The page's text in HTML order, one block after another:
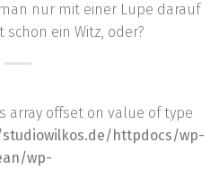
nur mit einer Lupe darauf
schon ein Witz, oder?
array offset on value of type
httpdocs/wp-
wp-